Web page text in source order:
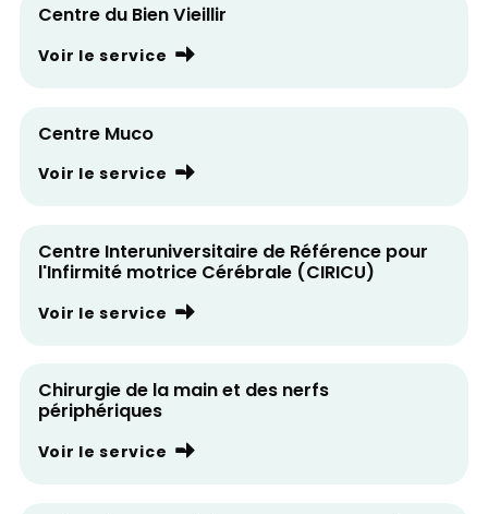
Centre du Bien Vieillir
Voir le service
Centre Muco
Voir le service
Centre Interuniversitaire de Référence pour
l'Infirmité motrice Cérébrale (CIRICU)
Voir le service
Chirurgie de la main et des nerfs
périphériques
Voir le service